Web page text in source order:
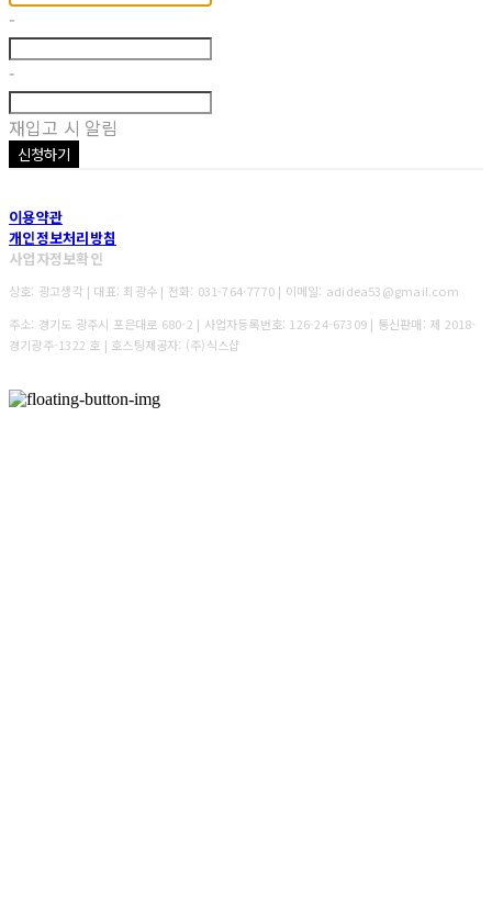
-
-
재입고 시 알림
신청하기
이용약관
개인정보처리방침
사업자정보확인
상호: 광고생각 | 대표: 최광수 | 전화: 031-764-7770 | 이메일: adidea53@gmail.com
주소: 경기도 광주시 포은대로 680-2 | 사업자등록번호: 126-24-67309 | 통신판매: 제 2018-
경기광주-1322 호 | 호스팅제공자: (주)식스샵